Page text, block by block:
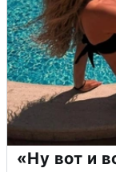
«Ну вот и